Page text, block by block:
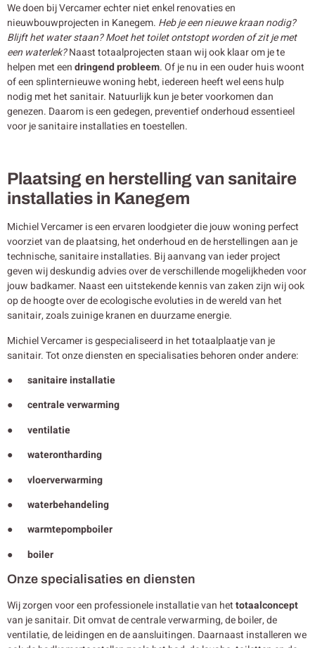
We doen bij Vercamer echter niet enkel renovaties en
nieuwbouwprojecten in Kanegem. Heb je een nieuwe kraan nodig?
Blijft het water staan? Moet het toilet ontstopt worden of zit je met
een waterlek?Naast totaalprojecten staan wij ook klaar om je te
helpen met eendringend probleem. Of je nu in een ouder huis woont
of een splinternieuwe woning hebt, iedereen heeft wel eens hulp
nodig met het sanitair. Natuurlijk kun je beter voorkomen dan
genezen. Daarom is een gedegen, preventief onderhoud essentieel
voor je sanitaire installaties en toestellen.
Plaatsing en herstelling van sanitaire
installaties in Kanegem
Michiel Vercamer is een ervaren loodgieter die jouw woning perfect
voorziet van de plaatsing, het onderhoud en de herstellingen aan je
technische, sanitaire installaties. Bij aanvang van ieder project
geven wij deskundig advies over de verschillende mogelijkheden voor
jouw badkamer. Naast een uitstekende kennis van zaken zijn wij ook
op de hoogte over de ecologische evoluties in de wereld van het
sanitair, zoals zuinige kranen en duurzame energie.
Michiel Vercamer is gespecialiseerd in het totaalplaatje van je
sanitair. Tot onze diensten en specialisaties behoren onder andere:
● sanitaire installatie
● centrale verwarming
● ventilatie
● waterontharding
● vloerverwarming
● waterbehandeling
● warmtepompboiler
● boiler
Onze specialisaties en diensten
Wij zorgen voor een professionele installatie van hettotaalconcept
van je sanitair. Dit omvat de centrale verwarming, de boiler, de
ventilatie, de leidingen en de aansluitingen. Daarnaast installeren we